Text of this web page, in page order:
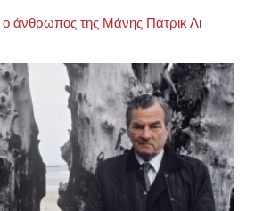
άνθρωπος της Μάνης Πάτρικ Λι